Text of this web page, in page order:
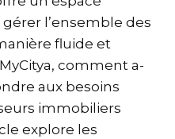
l’ensemble des
fluide et
comment a-
aux besoins
immobiliers
explore les